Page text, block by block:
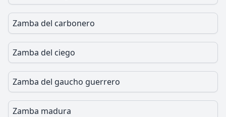
Zamba del carbonero
Zamba del ciego
Zamba del gaucho guerrero
Zamba madura